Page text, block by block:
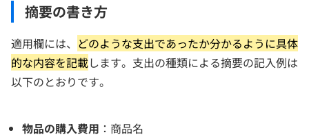
摘要の書き方
適用欄には、 どのような支出であったか分かるように具体
的な内容を記載します。支出の種類による摘要の記入例は
以下のとおりです。
物品の購入費用 ：商品名